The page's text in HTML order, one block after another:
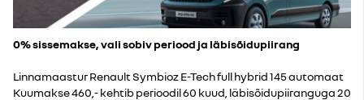
0% sissemakse, vali sobiv periood ja läbisõidupiirang
Linnamaastur Renault Symbioz E-Tech full hybrid 145 automaat
Kuumakse 460,- kehtib perioodil 60 kuud, läbisõidupiiranguga 20